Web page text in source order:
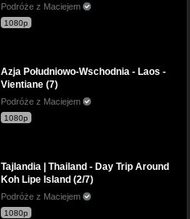
Podróże z Maciejem
1080p
Azja Południowo-Wschodnia - Laos -
Vientiane (7)
Podróże z Maciejem
1080p
Tajlandia | Thailand - Day Trip Around
Koh Lipe Island (2/7)
Podróże z Maciejem
1080p